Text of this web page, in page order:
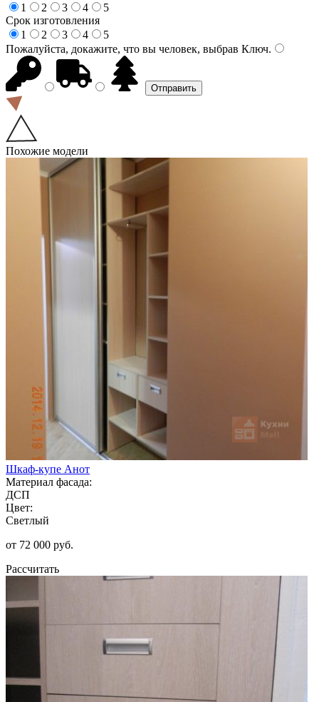
1
2 3 4
5
Срок изготовления
1
2 3 4
5
Пожалуйста, докажите, что вы человек, выбрав Ключ.
Похожие модели
Шкаф-купе Анот
Материал фасада:
ДСП
Цвет:
Светлый
от 72 000 руб.
Рассчитать